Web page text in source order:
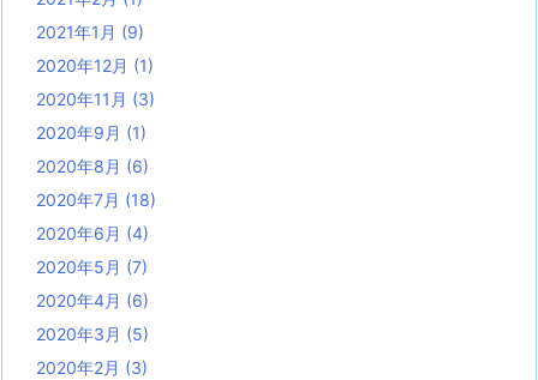
2021年1月 (9)
2020年12月 (1)
2020年11月 (3)
2020年9月 (1)
2020年8月 (6)
2020年7月 (18)
2020年6月 (4)
2020年5月 (7)
2020年4月 (6)
2020年3月 (5)
2020年2月 (3)